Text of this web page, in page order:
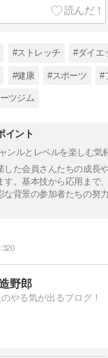
#ストレッチ #ダイエ
#健康 #スポーツ #
ツジム
イント
ンルとレベルを楽しむ気
した会員さんたちの成長
す。基本技から応用まで
な背景の参加者たちの努
320
野郎
やる気が出るブログ！